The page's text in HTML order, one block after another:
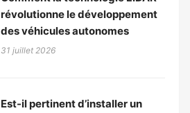
révolutionne le développement
des véhicules autonomes
31 juillet 2026
Est-il pertinent d’installer un